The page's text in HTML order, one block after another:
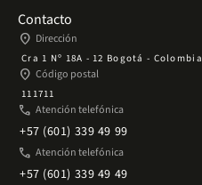
Contacto
place Dirección
Cra 1 Nº 18A - 12 Bogotá - Colombia
place Código postal
111711
phone Atención telefónica
+57 (601) 339 49 99
phone Atención telefónica
+57 (601) 339 49 49